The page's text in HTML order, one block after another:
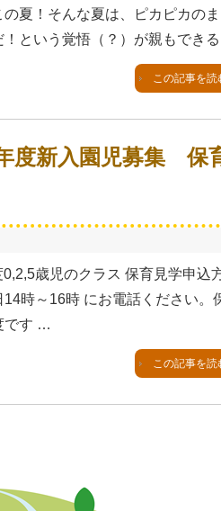
夏！そんな夏は、ピカピカの
という覚悟（？）が親もでき
この記事を読
度新入園児募集 保
歳児のクラス 保育見学申込
時～16時 にお電話ください。
です …
この記事を読